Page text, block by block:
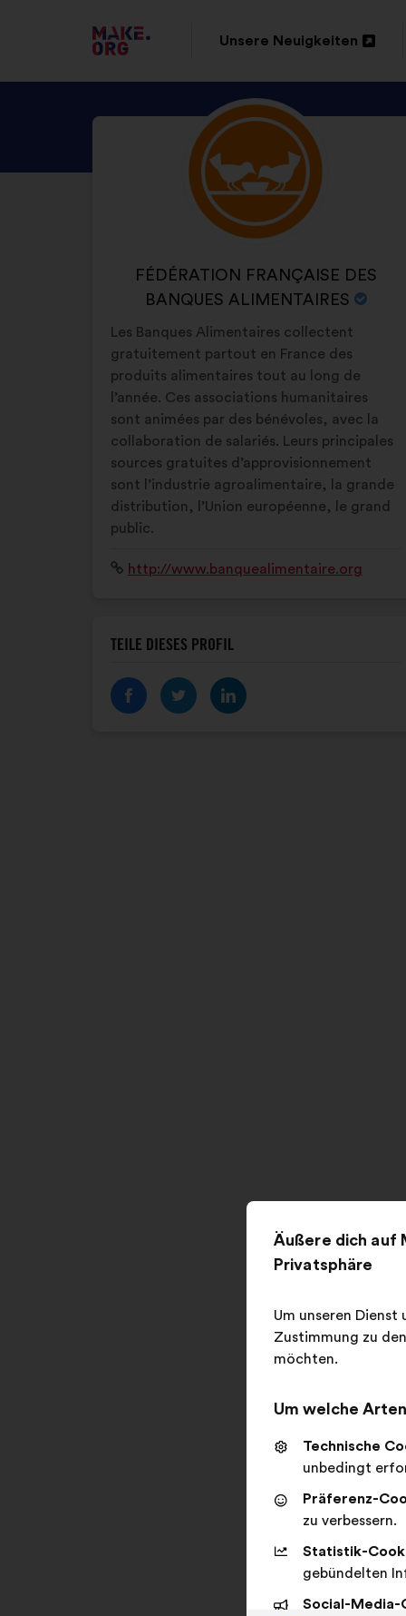
ZUR
MAKE.ORG
STARTSEITE
GEHEN
Unsere Neuigkeiten
einem
neuen
Reiter
öffnen
ENTDECKE
PROFIL
VON
FÉDÉRATION
DES
ALIMENTAIRES
NAME
DER
ORGANISATION:
FÉDÉRATION FRANÇAISE DES
BANQUES ALIMENTAIRES
Kurzbiografie:
Les Banques Alimentaires collectent
gratuitement partout en France des
produits alimentaires tout au long de
l’année. Ces associations humanitaires
sont animées par des bénévoles, avec la
collaboration de salariés. Leurs principales
sources gratuites d’approvisionnement
sont l’industrie agroalimentaire, la grande
distribution, l’Union européenne, le grand
public.
Website:
http://www.banquealimentaire.org
TEILE DIESES PROFIL
Äußere dich auf
Privatsphäre
Um unseren
Zustimmung zu
möchten.
Um welche
Technische
unbedingt
Präferenz-
zu verbessern.
Statistik-
gebündelten
Social-Media-